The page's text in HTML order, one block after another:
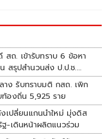
ถ. เข้ารับทราบ 6 ข้อหา
สรุปสำนวนส่ง ป.ป.ช.
าง รับทราบมติ กสถ. เพิก
องถิ่น 5,925 ราย
เปลี่ยนแกนนำใหม่ มุ่งดิส
-เดินหน้าผลิตแนวร่วม